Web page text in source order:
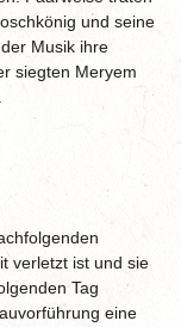
und seine
Musik ihre
siegten Meryem
verletzt ist und sie
Tag
eine